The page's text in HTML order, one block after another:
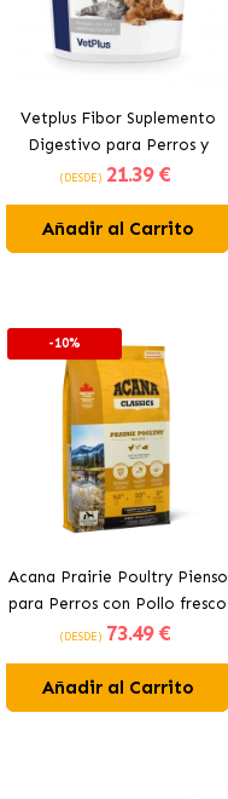
Vetplus Fibor Suplemento
Digestivo para Perros y
Gatos
(DESDE) 21.39 €
Añadir al Carrito
-10%
Acana Prairie Poultry Pienso
para Perros con Pollo fresco
(DESDE) 73.49 €
Añadir al Carrito